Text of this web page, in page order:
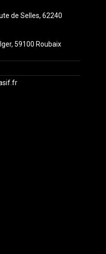
de Selles, 62240
59100 Roubaix